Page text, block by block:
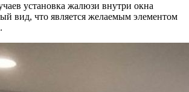
установка жалюзи внутри окна
вид, что является желаемым элементом